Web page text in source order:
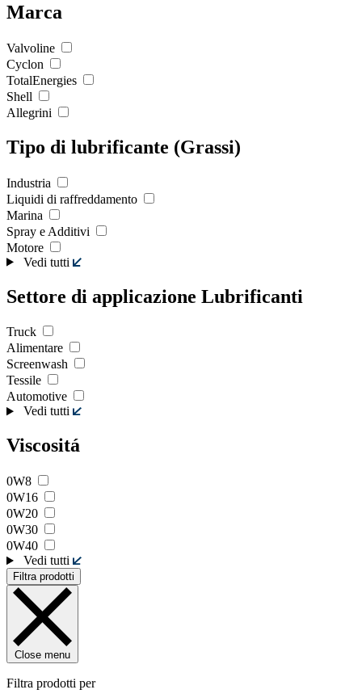
Marca
Valvoline
Cyclon
TotalEnergies
Shell
Allegrini
Tipo di lubrificante (Grassi)
Industria
Liquidi di raffreddamento
Marina
Spray e Additivi
Motore
Vedi tutti
Settore di applicazione Lubrificanti
Truck
Alimentare
Screenwash
Tessile
Automotive
Vedi tutti
Viscositá
0W8
0W16
0W20
0W30
0W40
Vedi tutti
Filtra prodotti
Close menu
Filtra prodotti per